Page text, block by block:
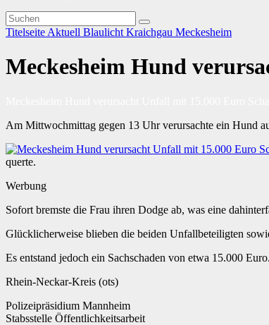
Titelseite Aktuell Blaulicht Kraichgau Meckesheim
Meckesheim Hund
Am Mittwochmittag gegen 13 Uhr verursachte ein Hund
querte.
Werbung
Sofort bremste die Frau ihren Dodge ab, was eine
Glücklicherweise blieben die beiden Unfallbeteiligten
Es entstand jedoch ein Sachschaden von etwa 15.000 Euro.
Rhein-Neckar-Kreis (ots)
Polizeipräsidium Mannheim
Stabsstelle Öffentlichkeitsarbeit